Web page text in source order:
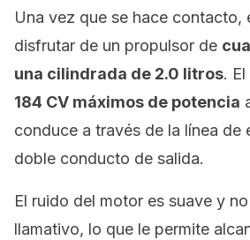
Una vez que se hace contacto,
disfrutar de un propulsor de
una cilindrada de 2.0 litros.
184 CV máximos de potencia
conduce a través de la línea de
doble conducto de salida.
El ruido del motor es suave y
llamativo, lo que le permite